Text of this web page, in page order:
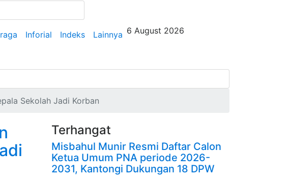
Inforial Indeks Lainnya 6 August 2026
Sekolah Jadi Korban
Terhangat
Misbahul Munir Resmi Daftar Calon
Ketua Umum PNA periode 2026-
2031, Kantongi Dukungan 18 DPW